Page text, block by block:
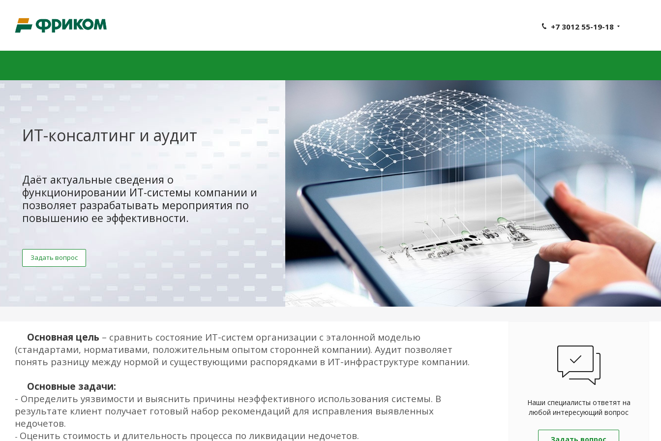
+7 3012 55-19-18
ИТ-консалтинг и аудит
Даёт актуальные сведения о
функционировании ИТ-системы компании и
позволяет разрабатывать мероприятия по
повышению ее эффективности.
Задать вопрос
Основная цель – сравнить состояние ИТ-систем организации с эталонной моделью
(стандартами, нормативами, положительным опытом сторонней компании). Аудит позволяет
понять разницу между нормой и существующими распорядками в ИТ-инфраструктуре компании.
Основные задачи:
- Определить уязвимости и выяснить причины неэффективного использования системы. В
результате клиент получает готовый набор рекомендаций для исправления выявленных
недочетов.
- Оценить стоимость и длительность процесса по ликвидации недочетов.
Наши специалисты ответят на
любой интересующий вопрос